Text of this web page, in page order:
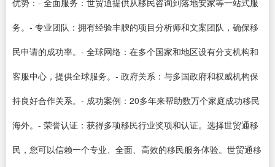
优势：- 全面服务：世贸通提供从移民咨询到落地安家等一站式服
务。- 专业团队：拥有经验丰腴的项目分析师和文案团队，确保移
民申请的成功率。- 全球网络：在多个国家和地区设有分支机构和
客服中心，提供全球服务。- 政府关系：与多国政府和权威机构保
持良好合作关系。- 成功案例：20多年来帮助数万个家庭成功移民
海外。- 荣誉认证：获得多项移民行业奖项和认证。选择世贸通移
民，您可以信赖一个专业、全面、高效的移民服务体验。世贸通移